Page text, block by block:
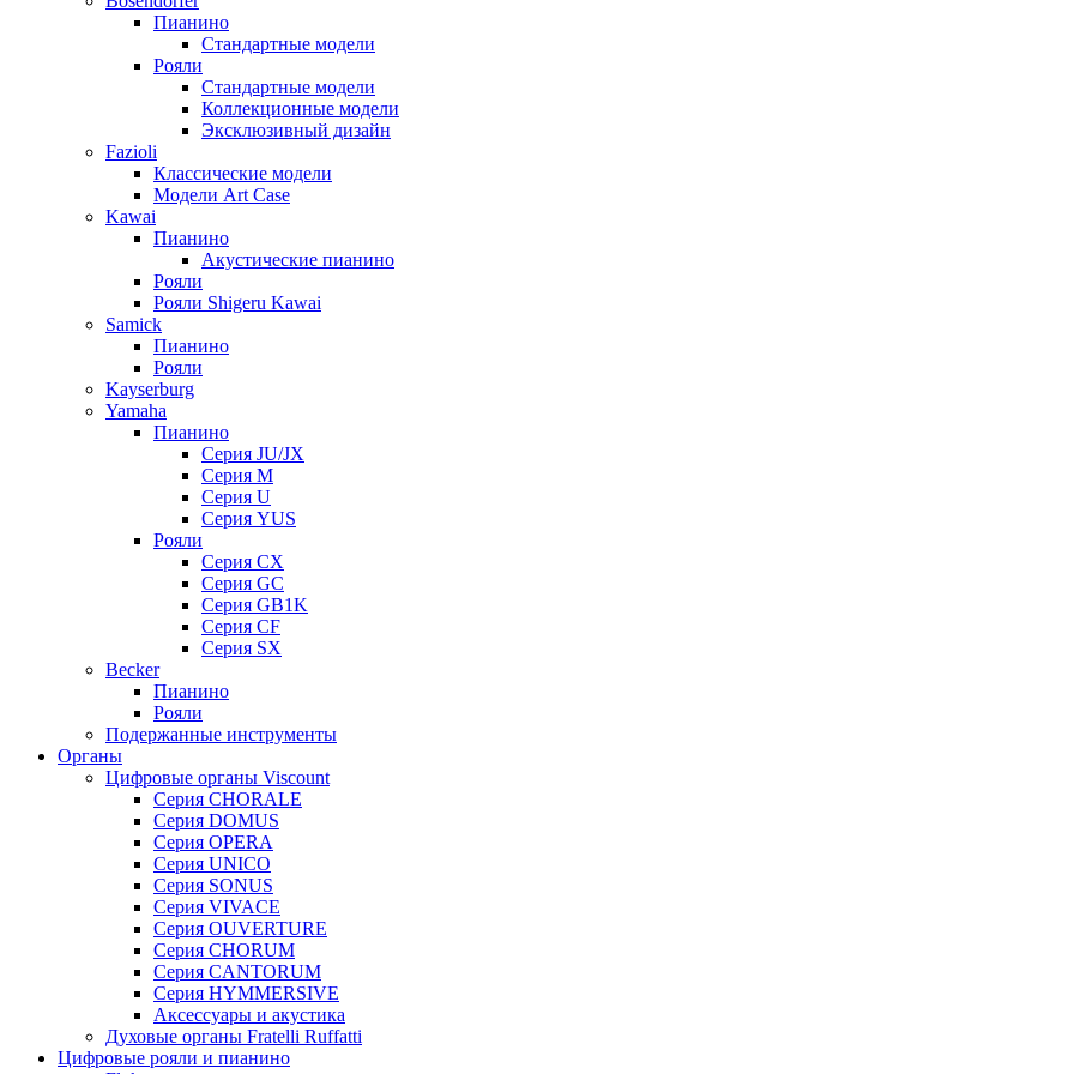
Пианино
Стандартные модели
Рояли
Стандартные модели
Коллекционные модели
Эксклюзивный дизайн
Fazioli
Классические модели
Модели Art Case
Kawai
Пианино
Акустические пианино
Рояли
Рояли Shigeru Kawai
Samick
Пианино
Рояли
Kayserburg
Yamaha
Пианино
Серия JU/JX
Серия M
Серия U
Серия YUS
Рояли
Серия CX
Серия GC
Серия GB1K
Серия CF
Серия SX
Becker
Пианино
Рояли
Подержанные инструменты
Органы
Цифровые органы Viscount
Серия CHORALE
Серия DOMUS
Серия OPERA
Серия UNICO
Серия SONUS
Серия VIVACE
Серия OUVERTURE
Серия CHORUM
Серия CANTORUM
Серия HYMMERSIVE
Аксессуары и акустика
Духовые органы Fratelli Ruffatti
Цифровые рояли и пианино